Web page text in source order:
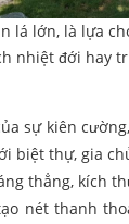
lá lớn, là lựa
nhiệt đới hay
sự kiên
biệt thự, gia
thẳng, kích
nét thanh